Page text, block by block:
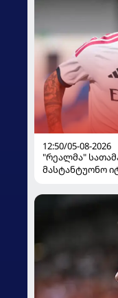
12:50/05-08-2026
"რეალმა"
მასტანტუონო